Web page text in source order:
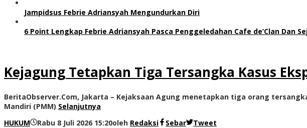
Jampidsus Febrie Adriansyah Mengundurkan Diri
6 Point Lengkap Febrie Adriansyah Pasca Penggeledahan Cafe de’Clan Dan
Kejagung Tetapkan Tiga Tersangka Kasus
BeritaObserver.Com, Jakarta – Kejaksaan Agung menetapkan tiga orang
Mandiri (PMM) Selanjutnya
HUKUM
Rabu 8 Juli 2026 15:20oleh Redaksi Sebar Tweet